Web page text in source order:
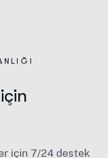
için 7/24 destek